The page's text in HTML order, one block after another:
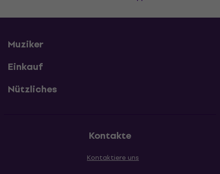
Muziker
Einkauf
Nützliches
Kontakte
Kontaktiere uns